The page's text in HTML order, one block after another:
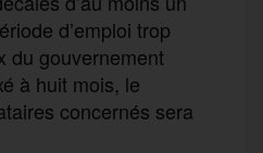
d’emploi trop
du gouvernement
à huit mois, le
concernés sera